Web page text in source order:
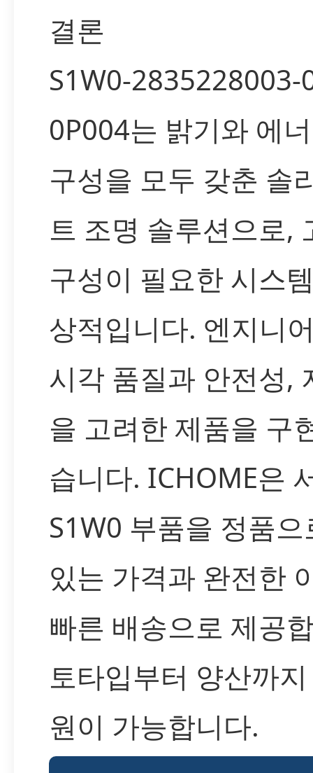
결론
S1W0-2835228003-
0P004는 밝기와 에
구성을 모두 갖춘 솔
트 조명 솔루션으로,
구성이 필요한 시스
상적입니다. 엔지니
시각 품질과 안전성,
을 고려한 제품을 구
습니다. ICHOME은
S1W0 부품을 정품
있는 가격과 완전한
빠른 배송으로 제공
토타입부터 양산까
원이 가능합니다.